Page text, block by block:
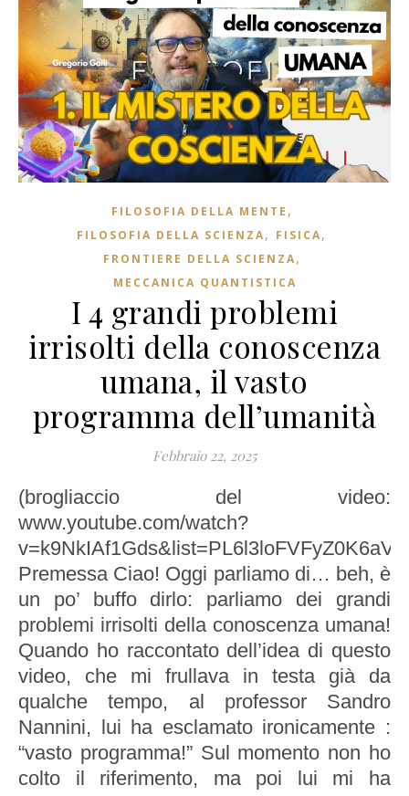
FILOSOFIA DELLA MENTE ,
FILOSOFIA DELLA SCIENZA, FISICA,
FRONTIERE DELLA SCIENZA,
MECCANICA QUANTISTICA
I 4 grandi problemi
irrisolti della conoscenza
umana, il vasto
programma dell’umanità
Febbraio 22, 2025
(brogliaccio del video:
www.youtube.com/watch?
Premessa Ciao! Oggi parliamo di… beh, è
un po’ buffo dirlo: parliamo dei grandi
problemi irrisolti della conoscenza umana!
Quando ho raccontato dell’idea di questo
video, che mi frullava in testa già da
qualche tempo, al professor Sandro
Nannini, lui ha esclamato ironicamente :
“vasto programma!” Sul momento non ho
colto il riferimento, ma poi lui mi ha